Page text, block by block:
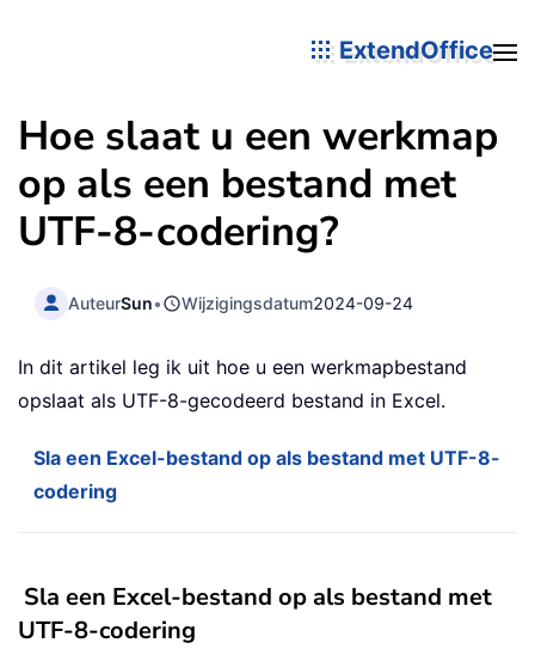
ExtendOffice
Hoe slaat u een werkmap
op als een bestand met
UTF-8-codering?
AuteurSun• Wijzigingsdatum2024-09-24
In dit artikel leg ik uit hoe u een werkmapbestand
opslaat als UTF-8-gecodeerd bestand in Excel.
Sla een Excel-bestand op als bestand met UTF-8-
codering
Sla een Excel-bestand op als bestand met
UTF-8-codering